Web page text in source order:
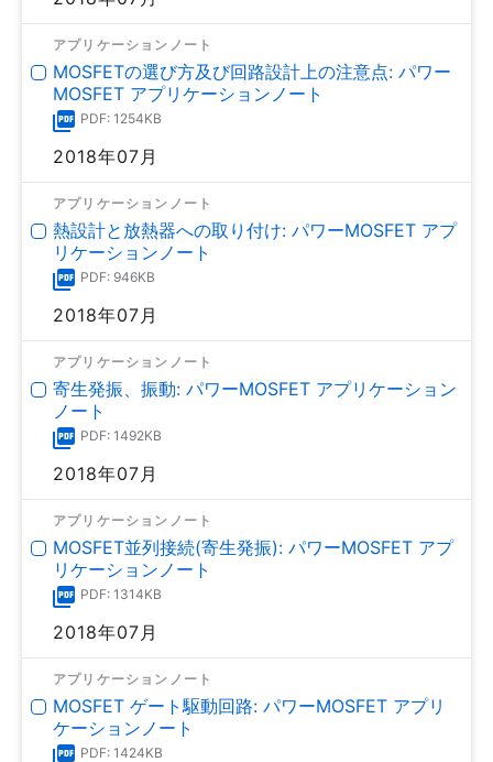
アプリケーションノート
MOSFETの選び方及び回路設計上の注意点: パワー
MOSFET アプリケーションノート
PDF: 1254KB
2018年07月
アプリケーションノート
熱設計と放熱器への取り付け: パワーMOSFET アプ
リケーションノート
PDF: 946KB
2018年07月
アプリケーションノート
寄生発振、振動: パワーMOSFET アプリケーション
ノート
PDF: 1492KB
2018年07月
アプリケーションノート
MOSFET並列接続(寄生発振): パワーMOSFET アプ
リケーションノート
PDF: 1314KB
2018年07月
アプリケーションノート
MOSFET ゲート駆動回路: パワーMOSFET アプリ
ケーションノート
PDF: 1424KB